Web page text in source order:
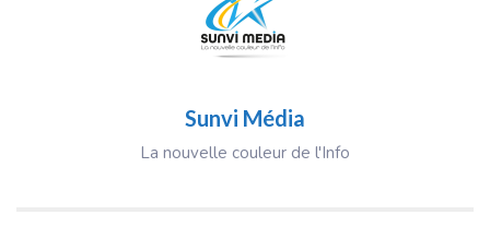
Sunvi Média
La nouvelle couleur de l'Info